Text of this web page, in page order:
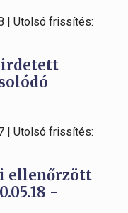
| Utolsó frissítés:
| Utolsó frissítés:
ellenőrzött
-